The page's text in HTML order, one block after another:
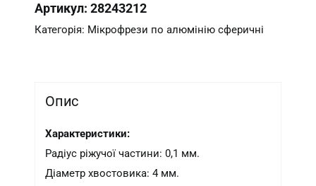
Артикул:28243212
Категорія: Мікрофрези по алюмінію сферичні
Опис
Характеристики:
Радіус ріжучої частини: 0,1 мм.
Діаметр хвостовика: 4 мм.